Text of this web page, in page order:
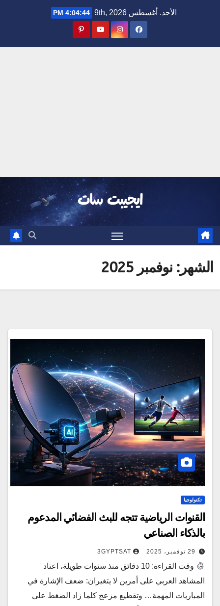
الأحد. أغسطس 9th, 2026 4:04:45 PM
ايجيبت سات
الشهر:نوفمبر 2025
تكنولوجيا
القنوات الرياضية تتجه للبث الفضائي المدعوم
بالذكاء الصناعي
29 نوفمبر، 2025 3GYPTSAT
وقت القراءة: 10 دقائق منذ سنوات طويلة، اعتاد
المشاهد العربي على أمرين لا يتغيران: ضعف الإشارة في
المباريات المهمة… وتقطيع مزعج كلما زاد الضغط على